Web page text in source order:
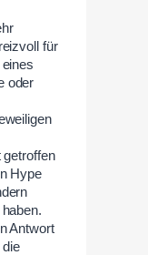
für
oder
getroffen
Hype
Antwort
die